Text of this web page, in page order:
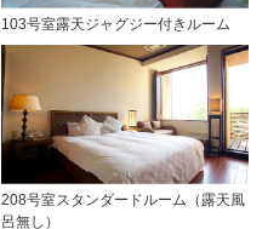
103号室露天ジャグジー付きルーム
208号室スタンダードルーム（露天風
呂無し）